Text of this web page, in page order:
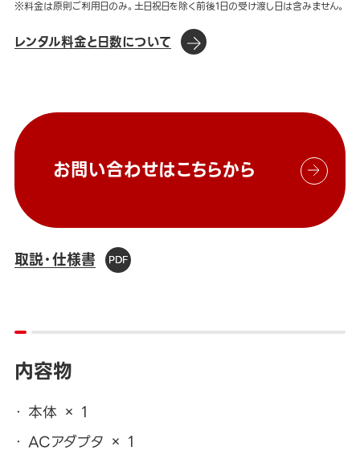
※料金は原則ご利用日のみ。土日祝日を除く前後1日の受け渡し日は含みません。
レンタル料金と日数について
お問い合わせはこちらから
取説・仕様書
内容物
本体 × 1
ACアダプタ × 1